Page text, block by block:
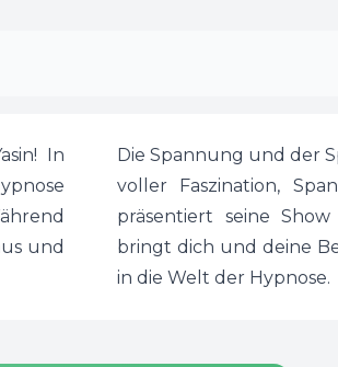
In
und
Die Spannung und der
voller Faszination,
präsentiert seine
bringt dich und deine
in die Welt der Hypnose.